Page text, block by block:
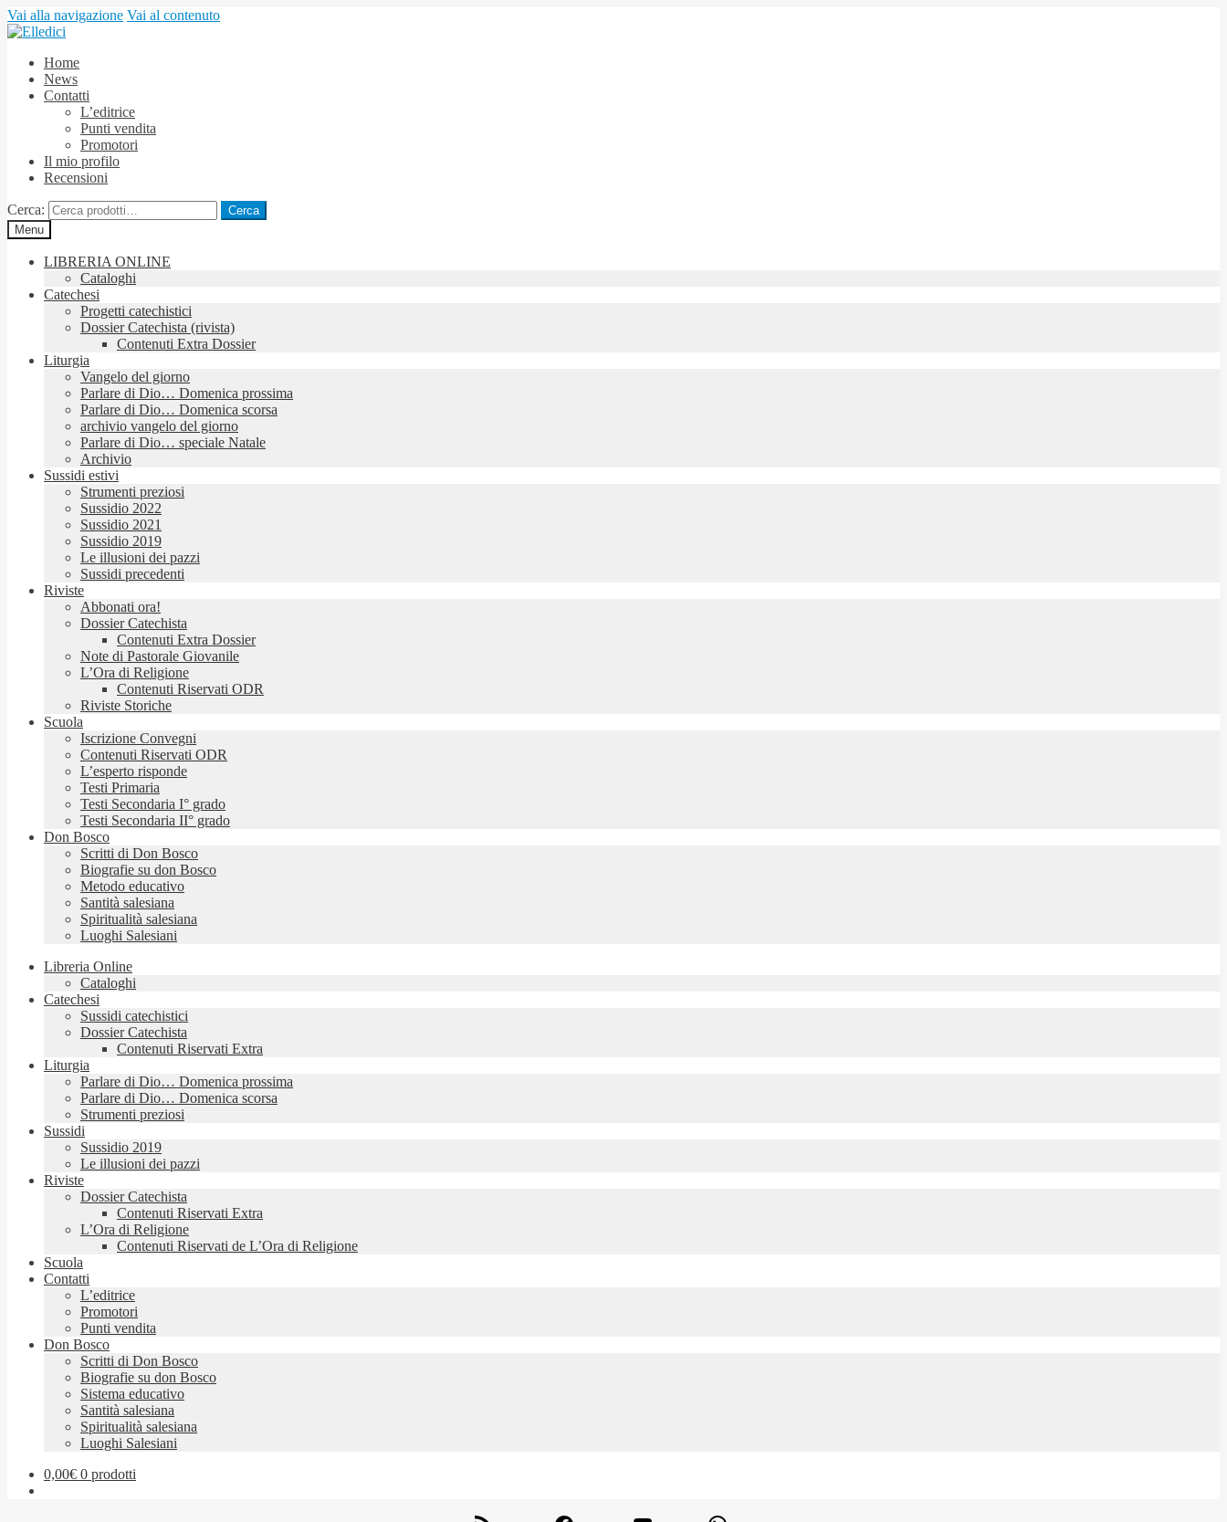
Vai alla navigazione Vai al contenuto
Home
News
Contatti
L’editrice
Punti vendita
Promotori
Il mio profilo
Recensioni
Cerca:
Cerca
Menu
LIBRERIA ONLINE
Cataloghi
Catechesi
Progetti catechistici
Dossier Catechista (rivista)
Contenuti Extra Dossier
Liturgia
Vangelo del giorno
Parlare di Dio… Domenica prossima
Parlare di Dio… Domenica scorsa
archivio vangelo del giorno
Parlare di Dio… speciale Natale
Archivio
Sussidi estivi
Strumenti preziosi
Sussidio 2022
Sussidio 2021
Sussidio 2019
Le illusioni dei pazzi
Sussidi precedenti
Riviste
Abbonati ora!
Dossier Catechista
Contenuti Extra Dossier
Note di Pastorale Giovanile
L’Ora di Religione
Contenuti Riservati ODR
Riviste Storiche
Scuola
Iscrizione Convegni
Contenuti Riservati ODR
L’esperto risponde
Testi Primaria
Testi Secondaria I° grado
Testi Secondaria II° grado
Don Bosco
Scritti di Don Bosco
Biografie su don Bosco
Metodo educativo
Santità salesiana
Spiritualità salesiana
Luoghi Salesiani
Libreria Online
Cataloghi
Catechesi
Sussidi catechistici
Dossier Catechista
Contenuti Riservati Extra
Liturgia
Parlare di Dio… Domenica prossima
Parlare di Dio… Domenica scorsa
Strumenti preziosi
Sussidi
Sussidio 2019
Le illusioni dei pazzi
Riviste
Dossier Catechista
Contenuti Riservati Extra
L’Ora di Religione
Contenuti Riservati de L’Ora di Religione
Scuola
Contatti
L’editrice
Promotori
Punti vendita
Don Bosco
Scritti di Don Bosco
Biografie su don Bosco
Sistema educativo
Santità salesiana
Spiritualità salesiana
Luoghi Salesiani
0,00€ 0 prodotti